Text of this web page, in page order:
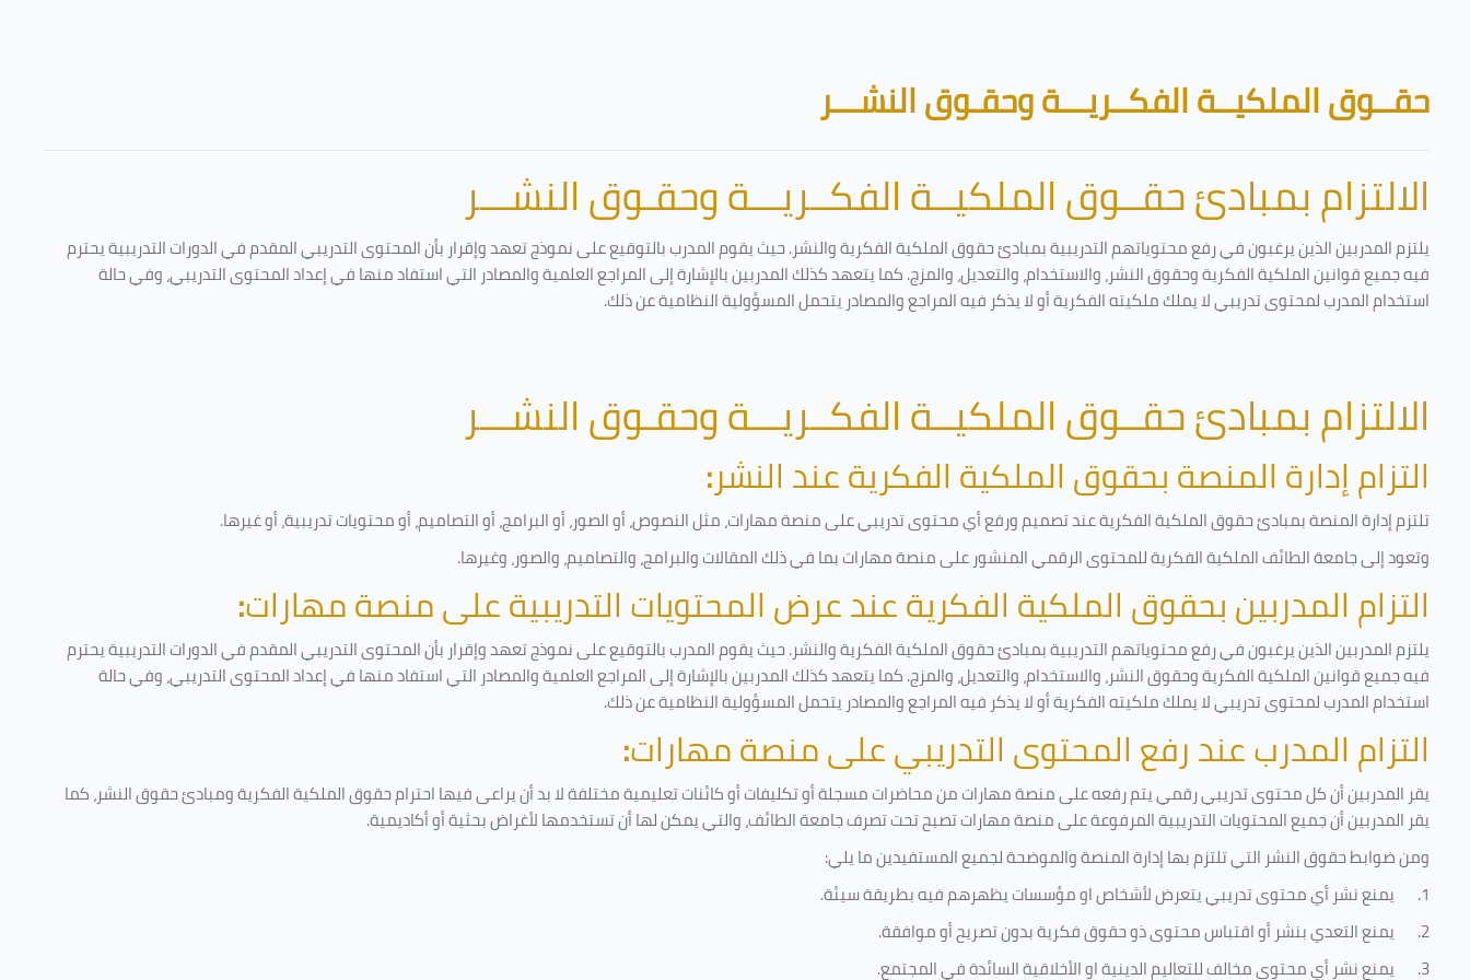
الكتل
حقــوق الملكيــة الفكــريـــة وحقـوق النشـــر
الالتزام بمبادئ حقــوق الملكيــة الفكــريـــة وحقـوق النشـــر
يلتزم المدربين الذين يرغبون في رفع محتوياتهم التدريبية بمبادئ حقوق الملكية الفكرية والنشر. حيث يقوم المدرب بالتوقيع على نموذج تعهد وإقرار بأن المحتوى التدريبي المقدم في الدورات التدريبية يحترم
فيه جميع قوانين الملكية الفكرية وحقوق النشر، والاستخدام، والتعديل، والمزج. كما يتعهد كذلك المدربين بالإشارة إلى المراجع العلمية والمصادر التي استفاد منها في إعداد المحتوى التدريبي، وفي حالة
استخدام المدرب لمحتوى تدريبي لا يملك ملكيته الفكرية أو لا يذكر فيه المراجع والمصادر يتحمل المسؤولية النظامية عن ذلك.
الالتزام بمبادئ حقــوق الملكيــة الفكــريـــة وحقـوق النشـــر
التزام إدارة المنصة بحقوق الملكية الفكرية عند النشر:
تلتزم إدارة المنصة بمبادئ حقوق الملكية الفكرية عند تصميم ورفع أي محتوى تدريبي على منصة مهارات، مثل النصوص، أو الصور، أو البرامج، أو التصاميم، أو محتويات تدريبية، أو غيرها.
وتعود إلى جامعة الطائف الملكية الفكرية للمحتوى الرقمي المنشور على منصة مهارات بما في ذلك المقالات والبرامج، والتصاميم، والصور، وغيرها.
التزام المدربين بحقوق الملكية الفكرية عند عرض المحتويات التدريبية على منصة مهارات:
يلتزم المدربين الذين يرغبون في رفع محتوياتهم التدريبية بمبادئ حقوق الملكية الفكرية والنشر. حيث يقوم المدرب بالتوقيع على نموذج تعهد وإقرار بأن المحتوى التدريبي المقدم في الدورات التدريبية يحترم
فيه جميع قوانين الملكية الفكرية وحقوق النشر، والاستخدام، والتعديل، والمزج. كما يتعهد كذلك المدربين بالإشارة إلى المراجع العلمية والمصادر التي استفاد منها في إعداد المحتوى التدريبي، وفي حالة
استخدام المدرب لمحتوى تدريبي لا يملك ملكيته الفكرية أو لا يذكر فيه المراجع والمصادر يتحمل المسؤولية النظامية عن ذلك.
التزام المدرب عند رفع المحتوى التدريبي على منصة مهارات:
يقر المدربين أن كل محتوى تدريبي رقمي يتم رفعه على منصة مهارات من محاضرات مسجلة أو تكليفات أو كائنات تعليمية مختلفة لا بد أن يراعى فيها احترام حقوق الملكية الفكرية ومبادئ حقوق النشر، كما
يقر المدربين أن جميع المحتويات التدريبية المرفوعة على منصة مهارات تصبح تحت تصرف جامعة الطائف، والتي يمكن لها أن تستخدمها لأغراض بحثية أو أكاديمية.
ومن ضوابط حقوق النشر التي تلتزم بها إدارة المنصة والموضحة لجميع المستفيدين ما يلي:
1.
يمنع نشر أي محتوى تدريبي يتعرض لأشخاص او مؤسسات يظهرهم فيه بطريقة سيئة.
2.
يمنع التعدي بنشر أو اقتباس محتوى ذو حقوق فكرية بدون تصريح أو موافقة.
3.
يمنع نشر أي محتوى مخالف للتعاليم الدينية او الأخلاقية السائدة في المجتمع.